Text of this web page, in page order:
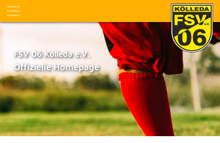
FSV 06 Kölleda e.V.
Offizielle Homepage